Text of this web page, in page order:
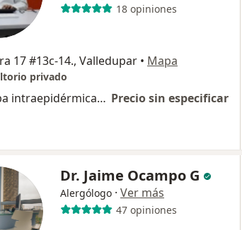
18 opiniones
17 #13c-14., Valledupar • Mapa
privado
Prueba intraepidérmica de alergia con escarificación o puntura Precio sin especificar
Dr. Jaime Ocampo G
Alergólogo · Ver más
47 opiniones